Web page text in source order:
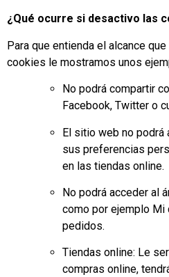
¿Qué ocurre si desactivo las
Para que entienda el alcance
cookies le mostramos unos
No podrá compartir
Facebook, Twitter o
El sitio web no podrá
sus preferencias
en las tiendas online.
No podrá acceder al
como por ejemplo Mi
pedidos.
Tiendas online: Le
compras online,